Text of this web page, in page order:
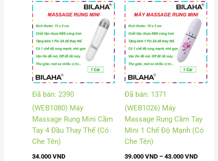
Đã bán: 2390
(WEB1080) Máy
Massage Rung Mini Cầm
Tay 4 Đầu Thay Thế (Có
Che Tên)
34.000VND
Đã bán: 1371
(WEB1026) Máy
Massage Rung Cầm Tay
Mini 1 Chế Độ Mạnh (Có
Che Tên)
39.000 VND – 43.000 VND
Khoảng
giá:
từ
39.000
đến